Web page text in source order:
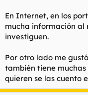
En Internet, en los
mucha información al
investiguen.
Por otro lado me
también tiene muchas
quieren se las cuento